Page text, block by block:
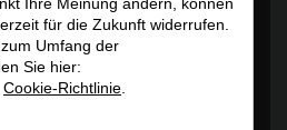
www.google.comzu laden. Dabei
werden. Wenn Sie damit
für die Zukunft widerrufen.
Umfang der
Sie hier:
Cookie-Richtlinie